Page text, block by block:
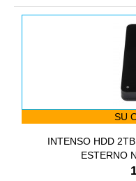
SU
INTENSO HDD
ESTERNO